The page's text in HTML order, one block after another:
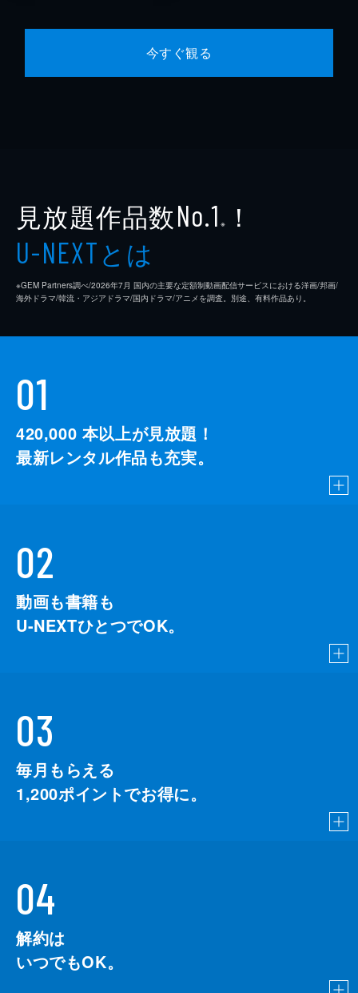
今すぐ観る
見放題作品数No.1 ※ ！
U-NEXTとは
※GEM Partners調べ/2026年7⽉ 国内の主要な定額制動画配信サービスにおける洋画/邦画/
海外ドラマ/韓流・アジアドラマ/国内ドラマ/アニメを調査。別途、有料作品あり。
01
420,000 本以上が見放題！
最新レンタル作品も充実。
02
動画も書籍も
U-NEXTひとつでOK。
03
毎月もらえる
1,200ポイントでお得に。
04
解約は
いつでもOK。